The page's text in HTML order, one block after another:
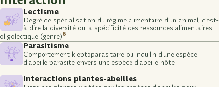
Lectisme
Degré de spécialisation du régime alimentaire d’un animal, c’est-
à-dire la diversité ou la spécificité des ressources alimentaires
qu’il consomme (stade larvaire)
oligolectique (genre)6
Parasitisme
Comportement kleptoparasitaire ou inquilin d'une espèce
d'abeille parasite envers une espèce d'abeille hôte
–
Interactions plantes-abeilles